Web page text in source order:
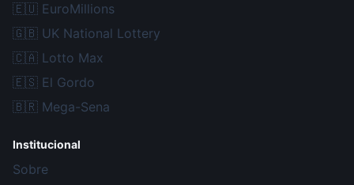
🇪🇺 EuroMillions
🇬🇧 UK National Lottery
🇨🇦 Lotto Max
🇪🇸 El Gordo
🇧🇷 Mega-Sena
Institucional
Sobre